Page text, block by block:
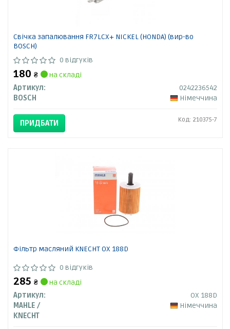
Свічка запалювання FR7LCX+ NICKEL (HONDA) (вир-во
BOSCH)
0 відгуків
180 ₴
на складі
Артикул:
0242236542
BOSCH
Німеччина
ПРИДБАТИ Код: 210375-7
Фільтр масляний KNECHT OX 188D
0 відгуків
285 ₴
на складі
Артикул:
OX 188D
MAHLE /
KNECHT
Німеччина